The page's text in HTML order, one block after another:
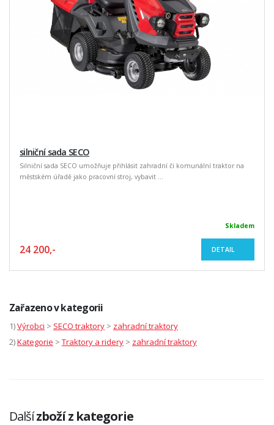
silniční sada SECO
Silniční sada SECO umožňuje přihlásit zahradní či komunální traktor na
městském úřadě jako pracovní stroj, vybavit ...
Skladem
24 200,- DETAIL
Zařazeno v kategorii
1)Výrobci > SECO traktory > zahradní traktory
2)Kategorie > Traktory a ridery > zahradní traktory
Dalšízboží z kategorie